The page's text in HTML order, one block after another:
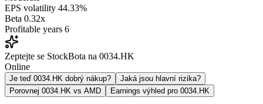
EPS volatility 44.33%
Beta 0.32x
Profitable years 6
Zeptejte se StockBota na 0034.HK
Online
Je teď 0034.HK dobrý nákup?
Jaká jsou hlavní rizika?
Porovnej 0034.HK vs AMD
Earnings výhled pro 0034.HK